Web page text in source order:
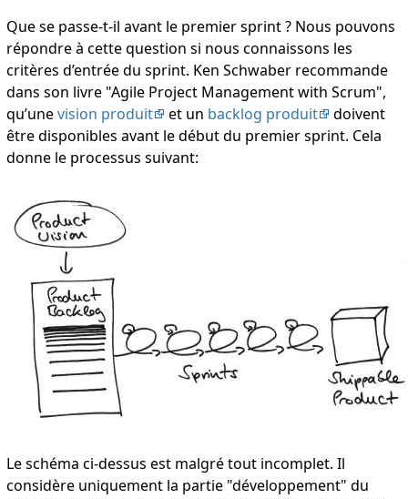
Que se passe-t-il avant le premier sprint ? Nous pouvons
répondre à cette question si nous connaissons les
critères d’entrée du sprint. Ken Schwaber recommande
dans son livre "Agile Project Management with Scrum",
qu’unevision produit et un backlog produit
doivent
être disponibles avant le début du premier sprint. Cela
donne le processus suivant:
Le schéma ci-dessus est malgré tout incomplet. Il
considère uniquement la partie "développement" du